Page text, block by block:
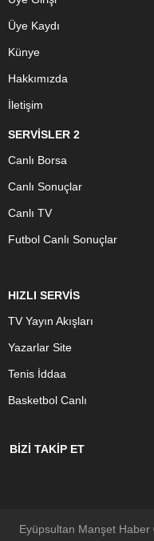
Üye Kaydı
Künye
Hakkımızda
İletişim
SERVİSLER 2
Canlı Borsa
Canlı Sonuçlar
Canlı TV
Futbol Canlı Sonuçlar
HIZLI SERVİS
TV Yayın Akışları
Yazarlar Site
Tenis İddaa
Basketbol Canlı
BİZİ TAKİP ET
Eyüpsultan Manşet Haber